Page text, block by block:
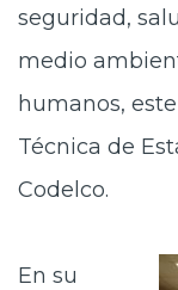
seguridad,
medio
humanos,
Técnica de
Codelco.
En su